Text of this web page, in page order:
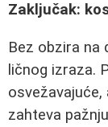
Zaključak:
Bez obzira na
ličnog izraza.
zahteva